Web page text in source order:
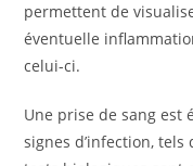
permettent de
éventuelle
celui-ci.
Une prise de sang est
signes d’infection,